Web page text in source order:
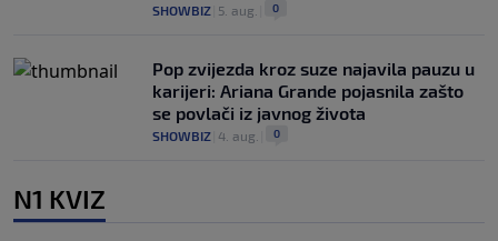
SHOWBIZ 5. aug. 0
Pop zvijezda kroz suze najavila pauzu u
karijeri: Ariana Grande pojasnila zašto
se povlači iz javnog života
SHOWBIZ 4. aug. 0
N1 KVIZ